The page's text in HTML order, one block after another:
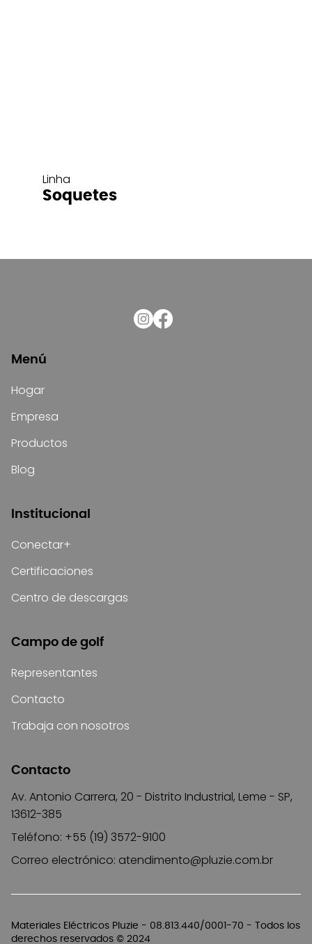
Linha
Soquetes
Materiales Eléctricos Pluzie - 08.813.440/0001-70 - Todos los
derechos reservados © 2024
Menú
Hogar
Empresa
Productos
Blog
Institucional
Conectar+
Certificaciones
Centro de descargas
Campo de golf
Representantes
Contacto
Trabaja con nosotros
Contacto
Av. Antonio Carrera, 20 - Distrito Industrial, Leme - SP,
13612-385
Teléfono: +55 (19) 3572-9100
Correo electrónico: atendimento@pluzie.com.br